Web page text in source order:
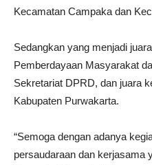
Kecamatan Campaka dan
Sedangkan yang menjadi
Pemberdayaan Masyarakat
Sekretariat DPRD, dan juara
Kabupaten Purwakarta.
“Semoga dengan adanya
persaudaraan dan kerjasama